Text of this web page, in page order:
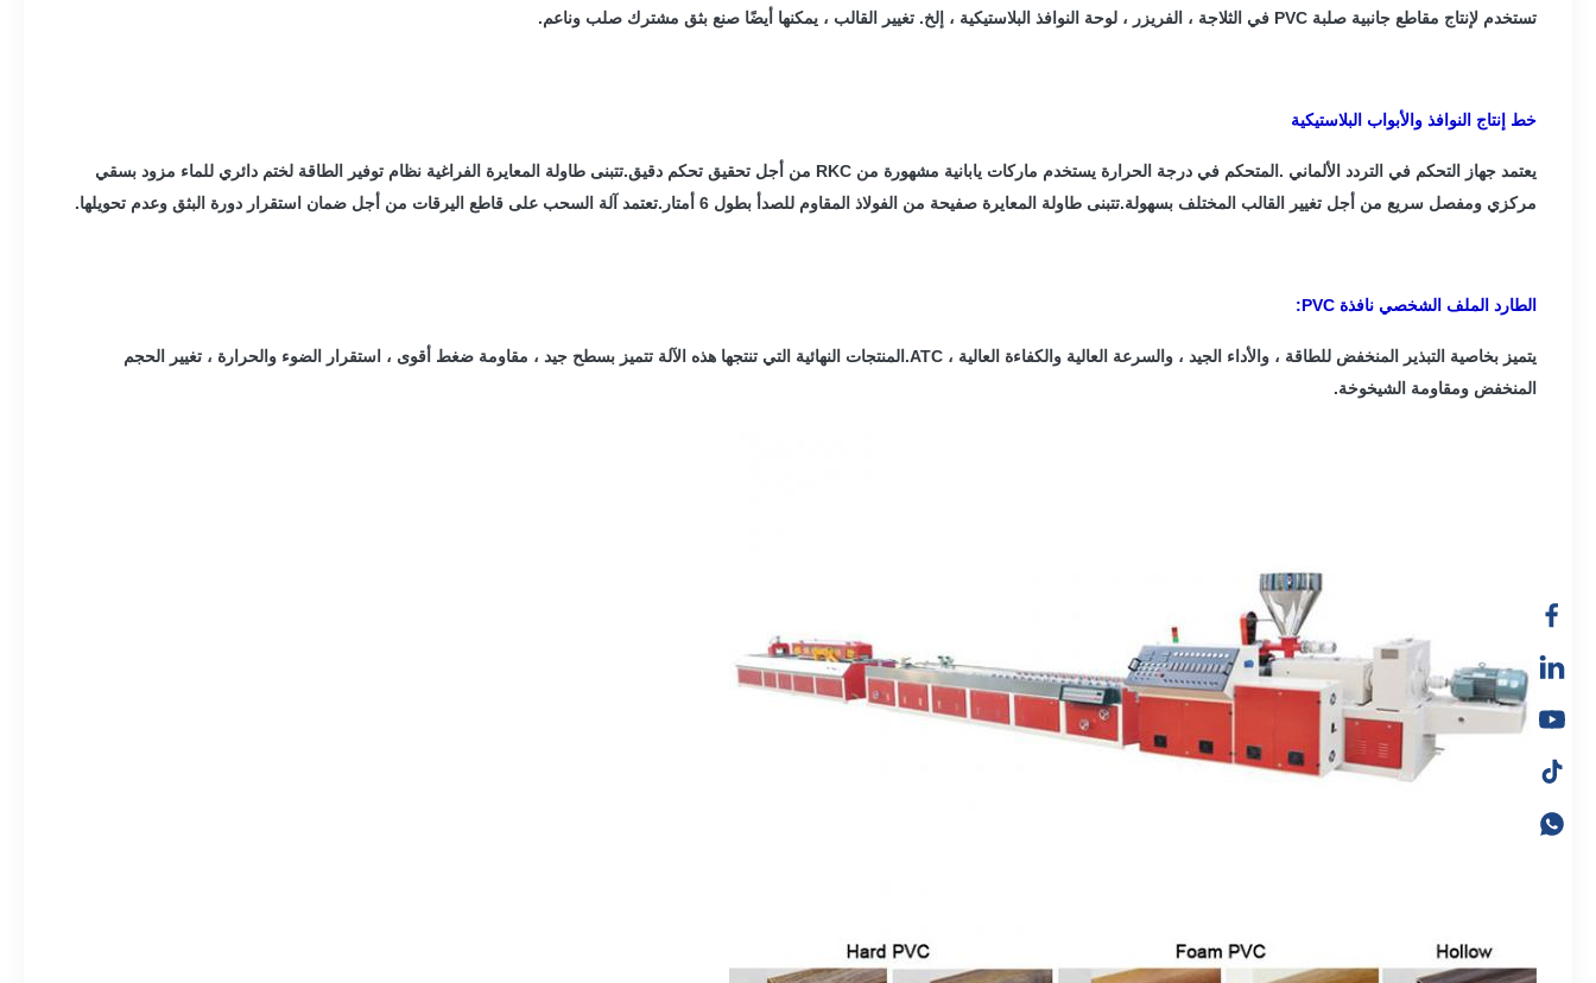
تستخدم لإنتاج مقاطع جانبية صلبة PVC في الثلاجة ، الفريزر ، لوحة النوافذ البلاستيكية ، إلخ. تغيير القالب ، يمكنها أيضًا صنع بثق مشترك صلب وناعم.
خط إنتاج النوافذ والأبواب البلاستيكية
يعتمد جهاز التحكم في التردد الألماني .المتحكم في درجة الحرارة يستخدم ماركات يابانية مشهورة من RKC من أجل تحقيق تحكم دقيق.تتبنى طاولة المعايرة الفراغية نظام توفير الطاقة لختم دائري للماء مزود بسقي
مركزي ومفصل سريع من أجل تغيير القالب المختلف بسهولة.تتبنى طاولة المعايرة صفيحة من الفولاذ المقاوم للصدأ بطول 6 أمتار.تعتمد آلة السحب على قاطع اليرقات من أجل ضمان استقرار دورة البثق وعدم تحويلها.
الطارد الملف الشخصي نافذة PVC:
يتميز بخاصية التبذير المنخفض للطاقة ، والأداء الجيد ، والسرعة العالية والكفاءة العالية ، ATC.المنتجات النهائية التي تنتجها هذه الآلة تتميز بسطح جيد ، مقاومة ضغط أقوى ، استقرار الضوء والحرارة ، تغيير الحجم
المنخفض ومقاومة الشيخوخة.